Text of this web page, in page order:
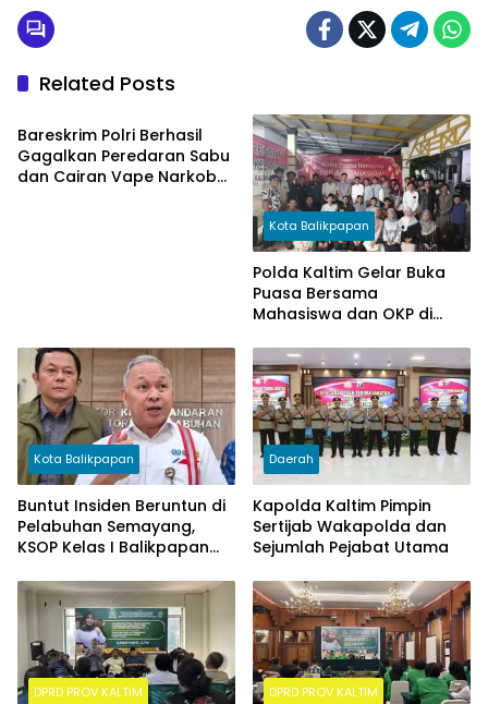
Related Posts
Hukum & Peristiwa
Bareskrim Polri Berhasil
Gagalkan Peredaran Sabu
dan Cairan Vape Narkoba
Kota Balikpapan
Polda Kaltim Gelar Buka
Puasa Bersama
Mahasiswa dan OKP di
Kota Balikpapan
Buntut Insiden Beruntun di
Pelabuhan Semayang,
KSOP Kelas I Balikpapan
Daerah
Kapolda Kaltim Pimpin
Sertijab Wakapolda dan
Sejumlah Pejabat Utama
DPRD PROV KALTIM DPRD PROV KALTIM